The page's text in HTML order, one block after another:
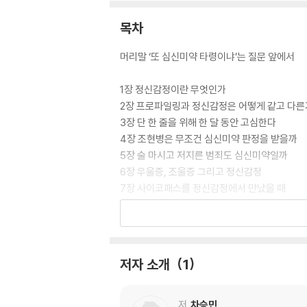
목차
머리말 ‘또 심신미약 타령이냐’는 질문 앞에서
1장 정신감정이란 무엇인가
2장 프로파일링과 정신감정은 어떻게 같고 다
3장 단 한 줄을 위해 한 달 동안 고심한다
4장 조현병은 무조건 심신미약 판정을 받을까
5장 술 마시고 저지른 범죄도 심신미약일까
6장 우울증, 조울증 그리고 정신감정
7장 사이코패스를 정신감정에서 만났을 때
8장 성범죄자를 정신감정하는 이유
12장 법정으로 간 정신과 의사
저자 소개 1